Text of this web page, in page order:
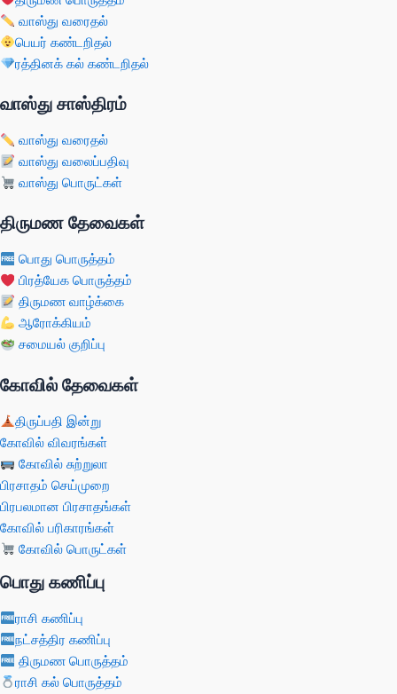
வாஸ்து வரைதல்
பெயர் கண்டறிதல்
ரத்தினக் கல் கண்டறிதல்
வாஸ்து சாஸ்திரம்
வாஸ்து வரைதல்
வாஸ்து வலைப்பதிவு
வாஸ்து பொருட்கள்
திருமண தேவைகள்
பொது பொருத்தம்
பிரத்யேக பொருத்தம்
திருமண வாழ்க்கை
ஆரோக்கியம்
சமையல் குறிப்பு
கோவில் தேவைகள்
திருப்பதி இன்று
கோவில் விவரங்கள்
கோவில் சுற்றுலா
பிரசாதம் செய்முறை
பிரபலமான பிரசாதங்கள்
கோவில் பரிகாரங்கள்
கோவில் பொருட்கள்
பொது கணிப்பு
ராசி கணிப்பு
நட்சத்திர கணிப்பு
திருமண பொருத்தம்
ராசி கல் பொருத்தம்